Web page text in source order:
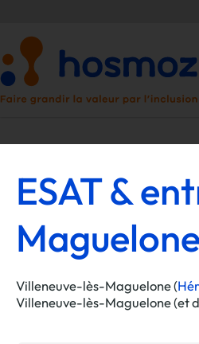
ESAT &
Villeneuve-lès-Maguelone (
Villeneuve-lès-Maguelone (et